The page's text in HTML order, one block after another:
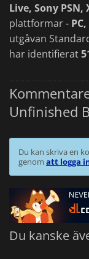
Live, Sony
plattformar -
utgåvan
har identifierat
Unfinished
Du kan skriva en
genom att logga
Du kanske